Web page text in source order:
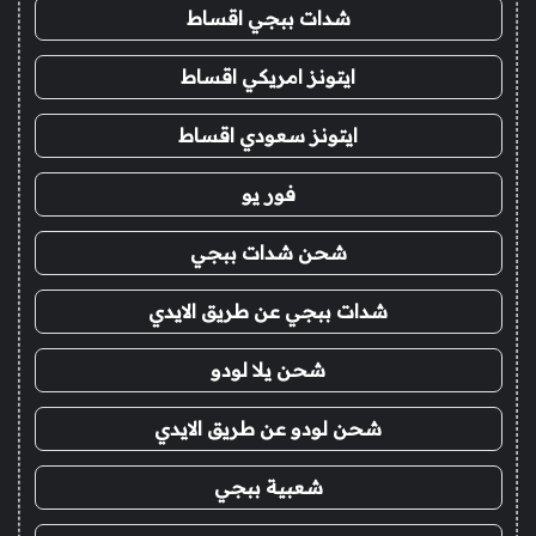
شدات ببجي اقساط
ايتونز امريكي اقساط
ايتونز سعودي اقساط
فور يو
شحن شدات ببجي
شدات ببجي عن طريق الايدي
شحن يلا لودو
شحن لودو عن طريق الايدي
شعبية ببجي